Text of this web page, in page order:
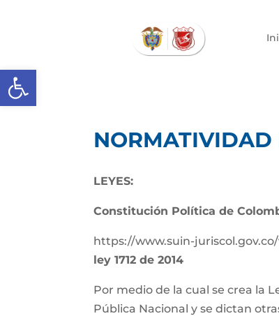
Abrir barra de herramientas
NORMATIVIDAD
LEYES:
Constitución Política de
https://www.suin-
ley 1712 de 2014
Por medio de la cual se crea la
Pública Nacional y se dictan